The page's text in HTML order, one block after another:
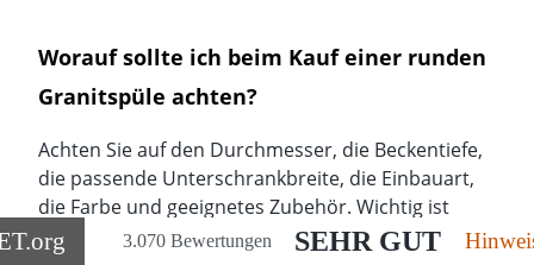
.org 3.070 Bewertungen SEHR GUT
Worauf sollte ich beim Kauf einer runden
Granitspüle achten?
Achten Sie auf den Durchmesser, die Beckentiefe,
die passende Unterschrankbreite, die Einbauart,
die Farbe und geeignetes Zubehör. Wichtig ist
außerdem, ob die Spüle als Hauptspüle,